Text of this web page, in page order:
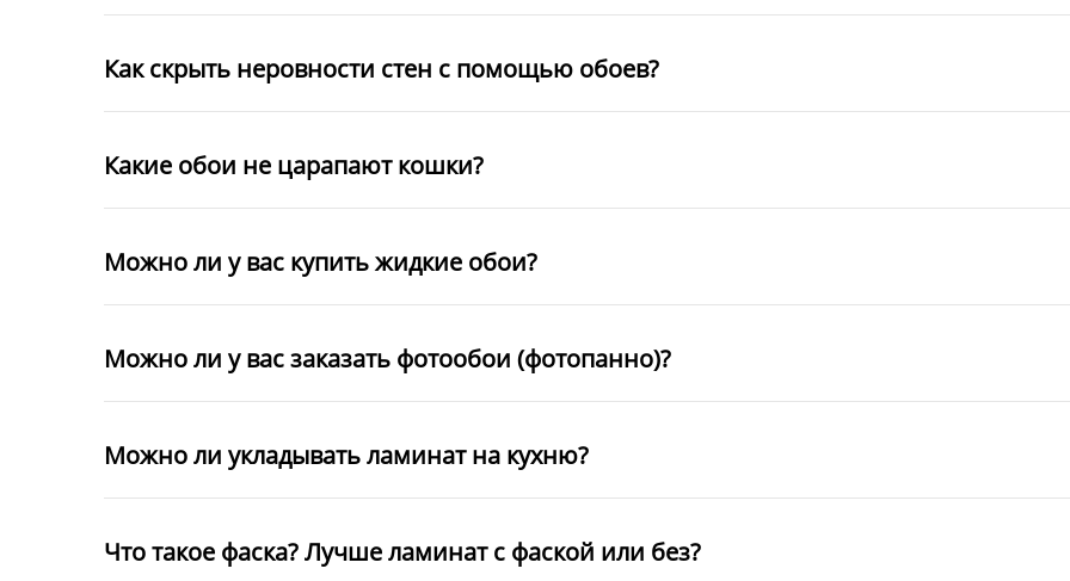
Как скрыть неровности стен с помощью обоев?
Какие обои не царапают кошки?
Можно ли у вас купить жидкие обои?
Можно ли у вас заказать фотообои (фотопанно)?
Можно ли укладывать ламинат на кухню?
Что такое фаска? Лучше ламинат с фаской или без?